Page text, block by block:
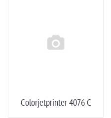
Colorjetprinter 4076 C